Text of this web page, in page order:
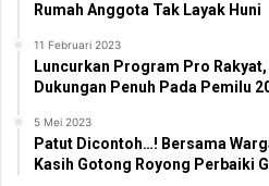
Rumah Anggota Tak Layak Huni
11 Februari 2023
Luncurkan Program Pro
Dukungan Penuh Pada Pemilu
5 Mei 2023
Patut Dicontoh…! Bersama
Kasih Gotong Royong Perbaiki